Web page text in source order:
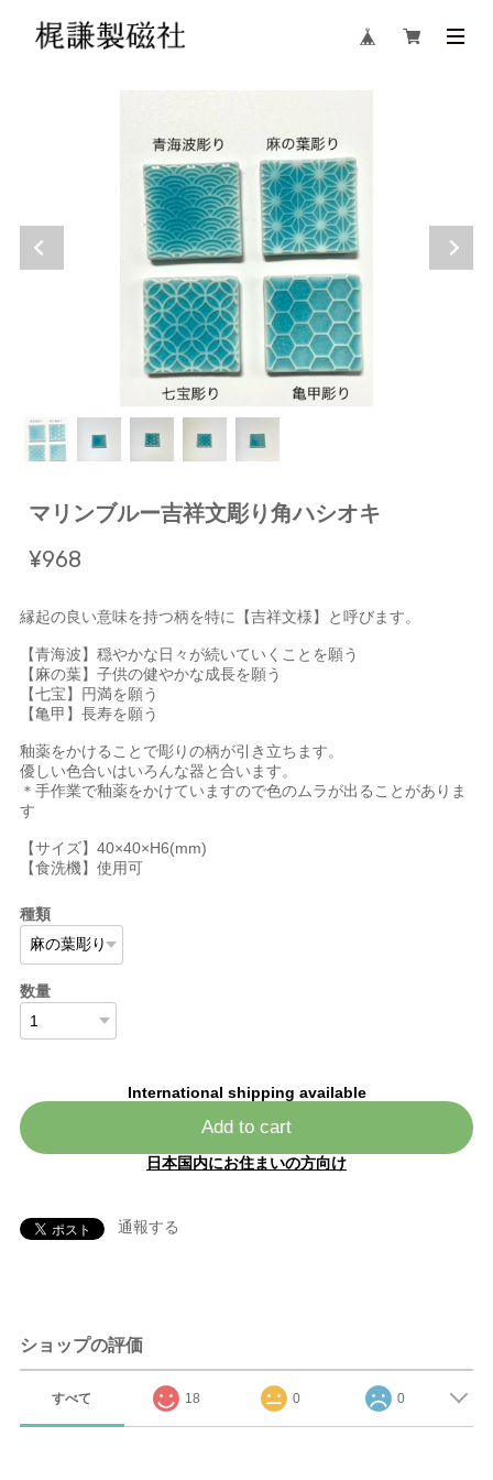
マリンブルー吉祥文彫り角ハシオキ
¥968
縁起の良い意味を持つ柄を特に【吉祥文様】と呼びます。
【青海波】穏やかな日々が続いていくことを願う
【麻の葉】子供の健やかな成長を願う
【七宝】円満を願う
【亀甲】長寿を願う
釉薬をかけることで彫りの柄が引き立ちます。
優しい色合いはいろんな器と合います。
＊手作業で釉薬をかけていますので色のムラが出ることがありま
す
【サイズ】40×40×H6(mm)
【食洗機】使用可
種類
数量
International shipping available
Add to cart
日本国内にお住まいの方向け
通報する
ショップの評価
すべて 18 0 0